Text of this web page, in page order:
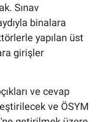
Sınav
binalara
yapılan üst
girişler
ve cevap
ve ÖSYM